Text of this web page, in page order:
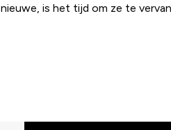
nieuwe, is het tijd om ze te